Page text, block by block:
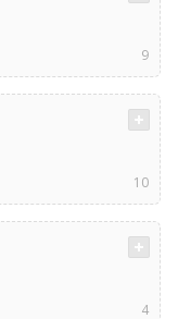
9
10
4